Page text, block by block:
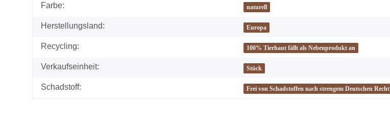
Farbe: naturell
Herstellungsland: Europa
Recycling: 100% Tierhaut fällt als Nebenprodukt an
Verkaufseinheit: Stück
Schadstoff: Frei von Schadstoffen nach strengem Deutschen Recht